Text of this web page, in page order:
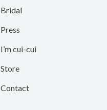
Bridal
Press
I’m cui-cui
Store
Contact